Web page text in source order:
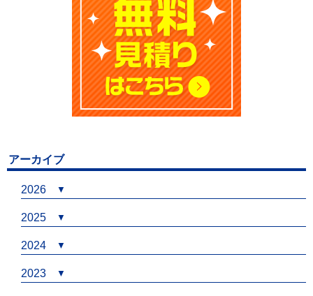
アーカイブ
2026
2025
2024
2023